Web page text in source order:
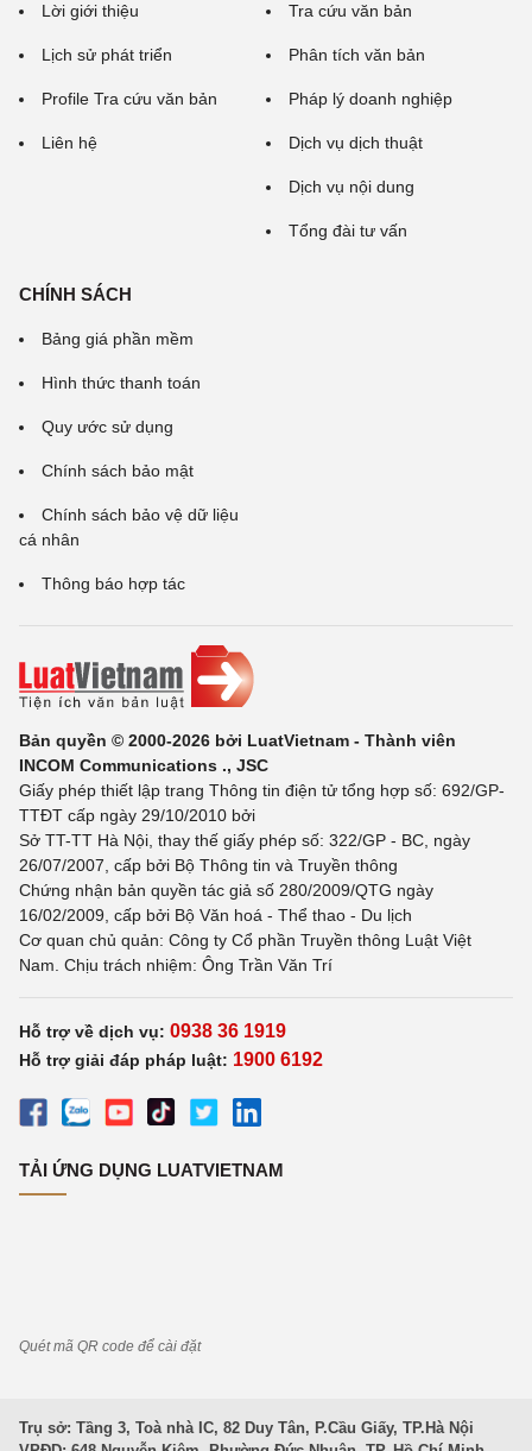
Lời giới thiệu
Lịch sử phát triển
Profile Tra cứu văn bản
Liên hệ
Tra cứu văn bản
Phân tích văn bản
Pháp lý doanh nghiệp
Dịch vụ dịch thuật
Dịch vụ nội dung
Tổng đài tư vấn
CHÍNH SÁCH
Bảng giá phần mềm
Hình thức thanh toán
Quy ước sử dụng
Chính sách bảo mật
Chính sách bảo vệ dữ liệu
cá nhân
Thông báo hợp tác
Bản quyền © 2000-2026 bởi LuatVietnam - Thành viên
INCOM Communications ., JSC
Giấy phép thiết lập trang Thông tin điện tử tổng hợp số: 692/GP-
TTĐT cấp ngày 29/10/2010 bởi
Sở TT-TT Hà Nội, thay thế giấy phép số: 322/GP - BC, ngày
26/07/2007, cấp bởi Bộ Thông tin và Truyền thông
Chứng nhận bản quyền tác giả số 280/2009/QTG ngày
16/02/2009, cấp bởi Bộ Văn hoá - Thể thao - Du lịch
Cơ quan chủ quản: Công ty Cổ phần Truyền thông Luật Việt
Nam. Chịu trách nhiệm: Ông Trần Văn Trí
Hỗ trợ về dịch vụ: 0938 36 1919
Hỗ trợ giải đáp pháp luật: 1900 6192
TẢI ỨNG DỤNG LUATVIETNAM
Quét mã QR code để cài đặt
Trụ sở: Tầng 3, Toà nhà IC, 82 Duy Tân, P.Cầu Giấy, TP.Hà Nội